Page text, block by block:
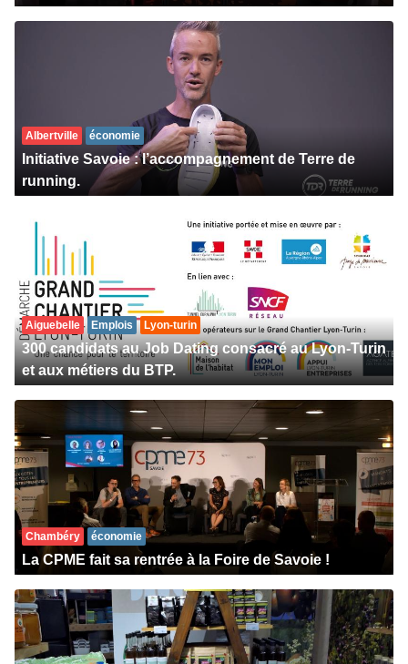
Albertville économie
Initiative Savoie : l’accompagnement de Terre de
running.
Aiguebelle Emplois Lyon-turin
300 candidats au Job Dating consacré au Lyon-Turin
et aux métiers du BTP.
Chambéry économie
La CPME fait sa rentrée à la Foire de Savoie !